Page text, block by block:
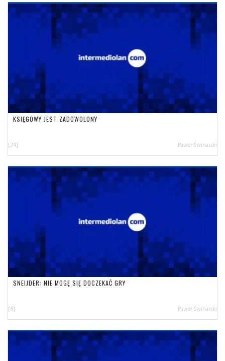
KSIĘGOWY JEST ZADOWOLONY
[24] Paweł Świnarski
SNEIJDER: NIE MOGĘ SIĘ DOCZEKAĆ GRY
[6] Paweł Świnarski